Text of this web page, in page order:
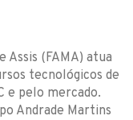
Assis (FAMA) atua
tecnológicos de
e pelo mercado.
Andrade Martins